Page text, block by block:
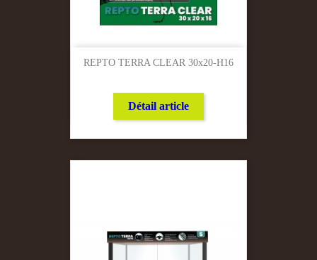
REPTO TERRA CLEAR 30x20-H16
Détail article